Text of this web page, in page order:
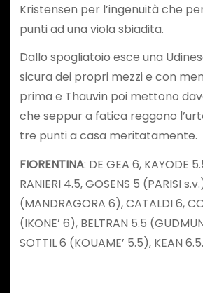
Kristensen per l’ingenuità che
punti ad una viola sbiadita.
Dallo spogliatoio esce una
sicura dei propri mezzi e con
prima e Thauvin poi mettono
che seppur a fatica reggono
tre punti a casa meritatamente.
FIORENTINA: DE GEA 6, KAYODE
RANIERI 4.5, GOSENS 5 (PARISI
(MANDRAGORA 6), CATALDI 6,
(IKONE’ 6), BELTRAN 5.5
SOTTIL 6 (KOUAME’ 5.5), KEAN